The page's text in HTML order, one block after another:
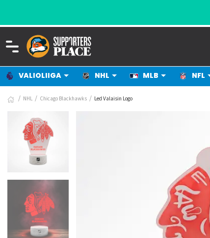
VALIOLIIGA NHL MLB NFL
NHL Chicago Blackhawks Led Valaisin Logo